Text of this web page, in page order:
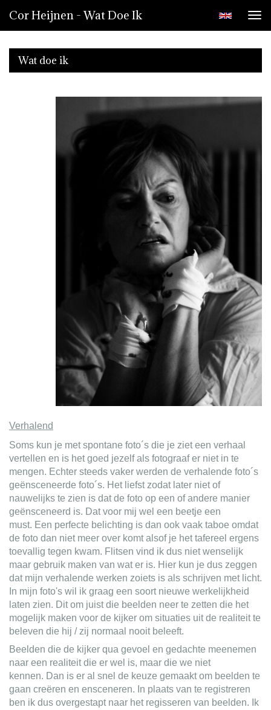
Cor Heijnen - Wat Doe Ik
Wat doe ik
Verhalend
Soms kun je met spontane foto´s die je ziet een verhaal
vertellen en is het goed jezelf als fotograaf er niet in te
mengen. Echter steeds vaker werden de verhalende foto´s
geënsceneerde foto´s. Het liefst zodat later niet of
nauwelijks te zien is dat de foto op een of andere manier
geënsceneerd is. Dat voor mij wel een beetje een
must. Een perfecte belichting is dan ook vaak taboe omdat
de foto dan niet meer over komt alsof je het tafereel ergens
toevallig tegen kwam. Flitsen vind ik dus niet wenselijk
maar gebruik maken van wat er is. Hier kun je dus zeggen
dat mijn verhalende werken zoiets is als schrijven met licht.
In mijn foto's wil ik graag een soort nieuwe werkelijkheid
laten zien. Dit om juist die beelden neer te zetten die het
mogelijk maken voor de kijker om situaties uit de realiteit te
beleven die hij / zij normaal nooit beleeft.
Beelden die de kijker qua gevoel en gedachte meenemen
naar een realiteit die er wel is, maar die we niet
kennen. Dan is er al snel de keuze gemaakt om beelden te
gaan creëren en ensceneren. In plaats van te registreren
ben ik dus overgestapt naar het regisseren van beelden. Ik